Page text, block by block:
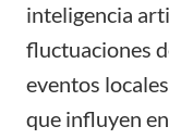
inteligencia
fluctuaciones
eventos
que influyen